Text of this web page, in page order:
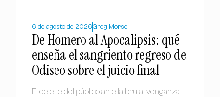
6 de agosto de 2026Greg Morse
De Homero al Apocalipsis: qué
enseña el sangriento regreso de
Odiseo sobre el juicio final
El deleite del público ante la brutal venganza